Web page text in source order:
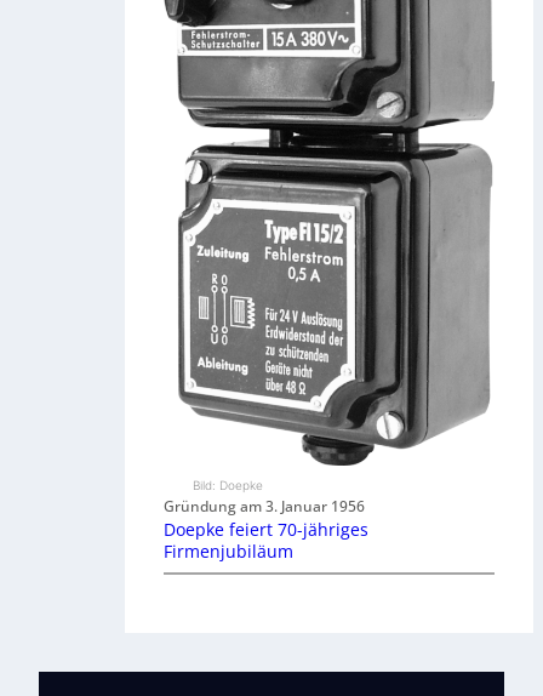
Bild: Doepke
Gründung am 3. Januar 1956
Doepke feiert 70-jähriges
Firmenjubiläum